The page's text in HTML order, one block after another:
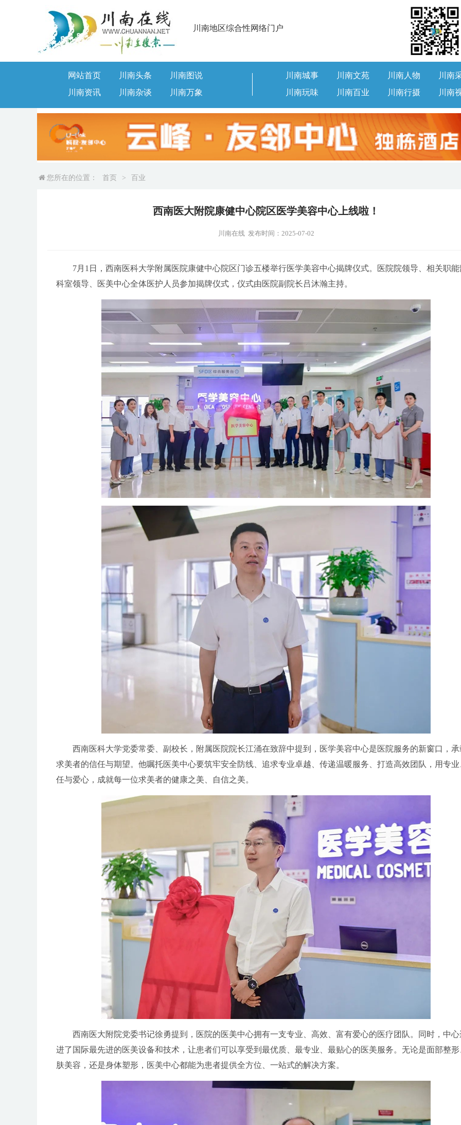
川南地区综合性网络门户
网站首页 川南头条
川南图说
川南资讯
川南杂谈 川南万象
川南城事 川南文苑 川南人物
川南
川南玩味
川南百业 川南行摄 川南
您所在的位置： 首页 > 百业
西南医大附院康健中心院区医学美容中心上线啦！
川南在线 发布时间：2025-07-02
7月1日，西南医科大学附属医院康健中心院区门诊五楼举行医学美容中心揭牌仪式。医院院领导、相关职能
科室领导、医美中心全体医护人员参加揭牌仪式，仪式由医院副院长吕沐瀚主持。
西南医科大学党委常委、副校长，附属医院院长江涌在致辞中提到，医学美容中心是医院服务的新窗口，
求美者的信任与期望。他嘱托医美中心要筑牢安全防线、追求专业卓越、传递温暖服务、打造高效团队，用专
任与爱心，成就每一位求美者的健康之美、自信之美。
西南医大附院党委书记徐勇提到，医院的医美中心拥有一支专业、高效、富有爱心的医疗团队。同时，中心
进了国际最先进的医美设备和技术，让患者们可以享受到最优质、最专业、最贴心的医美服务。无论是面部整形
肤美容，还是身体塑形，医美中心都能为患者提供全方位、一站式的解决方案。